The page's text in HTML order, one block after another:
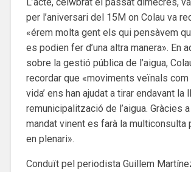
per l’aniversari del 15M on Colau va
«érem molta gent els qui pensàvem
es podien fer d’una altra manera». En
sobre la gestió pública de l’aigua,
recordar que «moviments veïnals com
vida’ ens han ajudat a tirar endavant la
remunicipalització de l’aigua. Gràcies
mandat vinent es farà la multiconsulta
en plenari».
Conduït pel periodista Guillem